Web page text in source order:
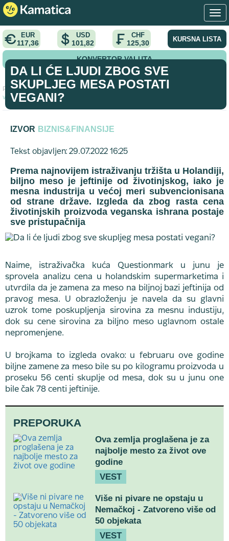
EUR
117,36
USD
101,82
CHF
125,30 KURSNA LISTA
KONVERTOR VALUTA
Početna analiza >
Da li će ljudi zbog sve skupljeg mesa postati
vegani?
DA LI ĆE LJUDI ZBOG SVE
SKUPLJEG MESA POSTATI
VEGANI?
IZVOR BIZNIS&FINANSIJE
Tekst objavljen: 29.07.2022 16:25
Prema najnovijem istraživanju tržišta u Holandiji,
biljno meso je jeftinije od životinjskog, iako je
mesna industrija u većoj meri subvencionisana
od strane države. Izgleda da zbog rasta cena
životinjskih proizvoda veganska ishrana postaje
sve pristupačnija
Naime, istraživačka kuća Questionmark u junu je
sprovela analizu cena u holandskim supermarketima i
utvrdila da je zamena za meso na biljnoj bazi jeftinija od
pravog mesa. U obrazloženju je navela da su glavni
uzrok tome poskupljenja sirovina za mesnu industiju,
dok su cene sirovina za biljno meso uglavnom ostale
nepromenjene.
U brojkama to izgleda ovako: u februaru ove godine
biljne zamene za meso bile su po kilogramu proizvoda u
proseku 56 centi skuplje od mesa, dok su u junu one
bile čak 78 centi jeftinije.
PREPORUKA
Ova zemlja proglašena je za
najbolje mesto za život ove
godine
VEST
Više ni pivare ne opstaju u
Nemačkoj - Zatvoreno više od
50 objekata
VEST